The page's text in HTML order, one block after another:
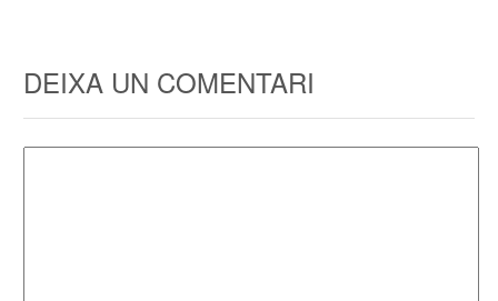
DEIXA UN COMENTARI